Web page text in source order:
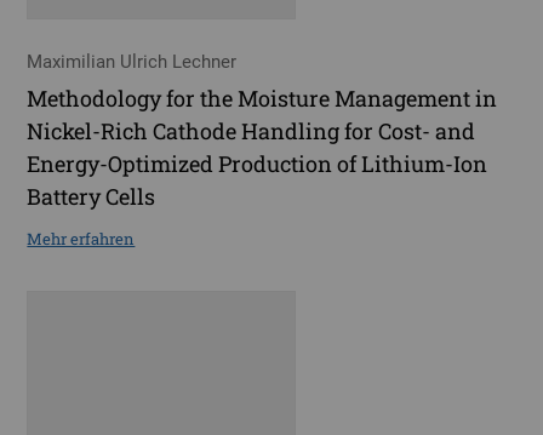
Maximilian Ulrich Lechner
Methodology for the Moisture Management in
Nickel-Rich Cathode Handling for Cost- and
Energy-Optimized Production of Lithium-Ion
Battery Cells
Mehr erfahren